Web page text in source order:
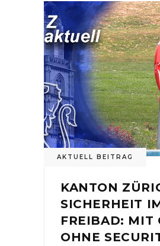
AKTUELL BEITRAG
KANTON
SICHERHEIT
FREIBAD: MIT
OHNE